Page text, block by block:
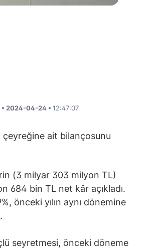
• 2024-04-24 • 12:47:07
çeyreğine ait bilançosunu
(3 milyar 303 milyon TL)
684 bin TL net kâr açıkladı.
önceki yılın aynı dönemine
seyretmesi, önceki döneme